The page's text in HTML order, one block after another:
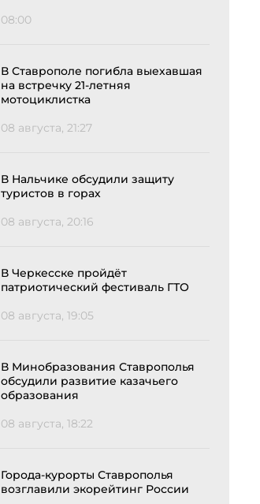
08:00
В Ставрополе погибла выехавшая
на встречку 21-летняя
мотоциклистка
08 августа, 21:27
В Нальчике обсудили защиту
туристов в горах
08 августа, 20:16
В Черкесске пройдёт
патриотический фестиваль ГТО
08 августа, 19:05
В Минобразования Ставрополья
обсудили развитие казачьего
образования
08 августа, 18:22
Города-курорты Ставрополья
возглавили экорейтинг России